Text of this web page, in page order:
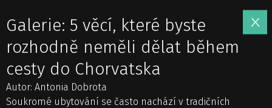
Galerie: 5 věcí, které byste
rozhodně neměli dělat během
cesty do Chorvatska
Autor: Antonia Dobrota
Soukromé ubytování se často nachází v tradičních